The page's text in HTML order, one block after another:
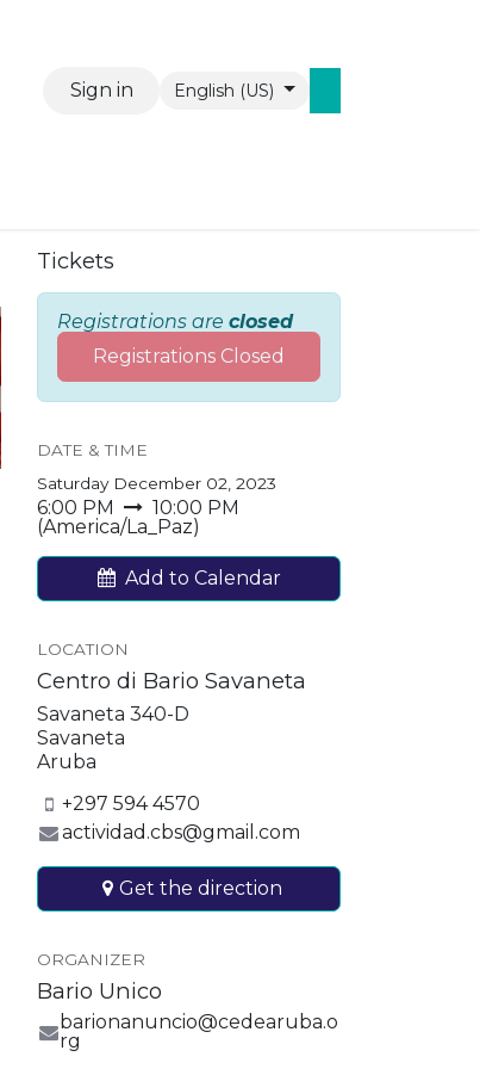
Sign in English (US)
Tickets
Registrations are closed
Registrations Closed
DATE & TIME
Saturday December 02, 2023
6:00 PM
10:00 PM
(America/La_Paz)
Add to Calendar
LOCATION
Centro di Bario Savaneta
Savaneta 340-D
Savaneta
Aruba
+297 594 4570
actividad.cbs@gmail.com
Get the direction
ORGANIZER
Bario Unico
barionanuncio@cedearuba.o
rg